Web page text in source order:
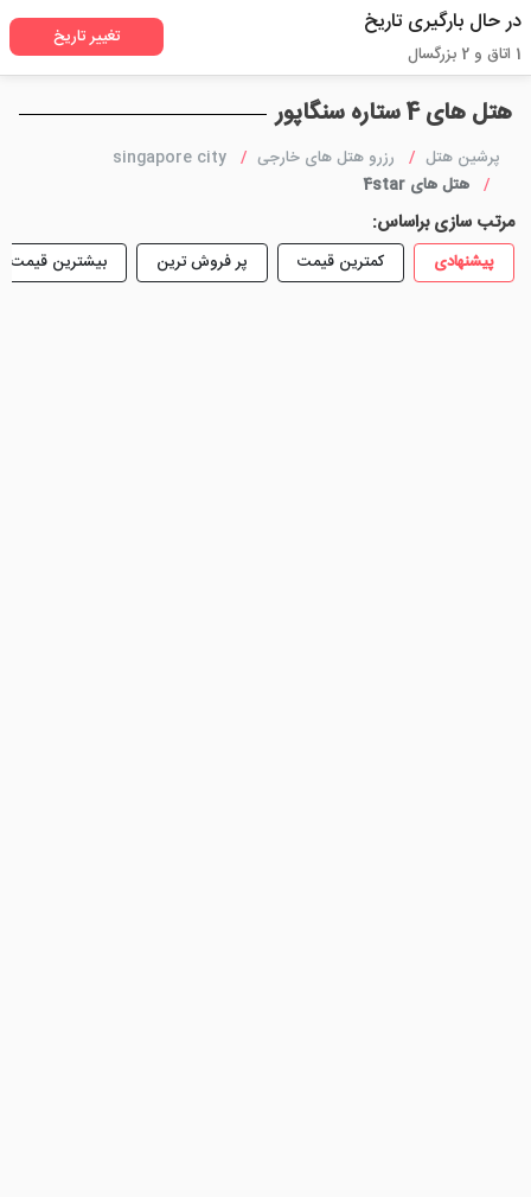
هتل های 4 ستاره سنگاپور
پرشین هتل رزرو هتل های خارجی
singapore city
هتل های 4star
مرتب سازی براساس:
پیشنهادی کمترین قیمت پر فروش ترین بیشترین قیمت
در حال بارگیری تاریخ
1 اتاق و 2 بزرگسال
تغییر تاریخ